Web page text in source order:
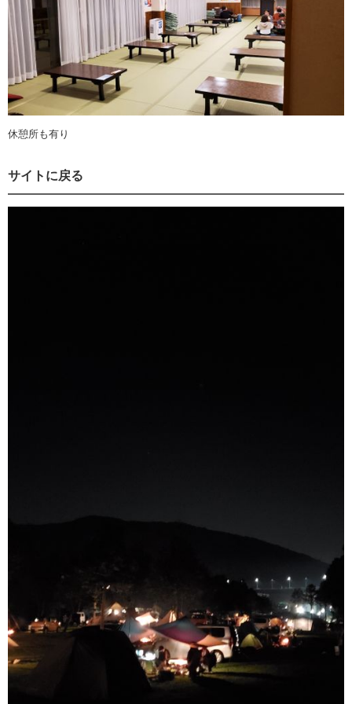
休憩所も有り
サイトに戻る